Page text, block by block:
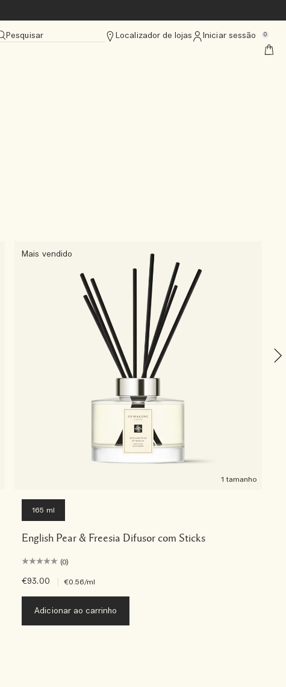
Pesquisar Localizador de lojas Iniciar sessão 0
Mais vendido
1 tamanho
165 ml
English Pear & Freesia Difusor com Sticks
(0)
€93.00 €0.56/ml
Adicionar ao carrinho